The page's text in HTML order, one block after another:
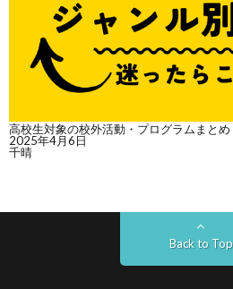
高校生対象の校外活動・プログラムまとめ
2025年4月6日
千晴
Back to Top